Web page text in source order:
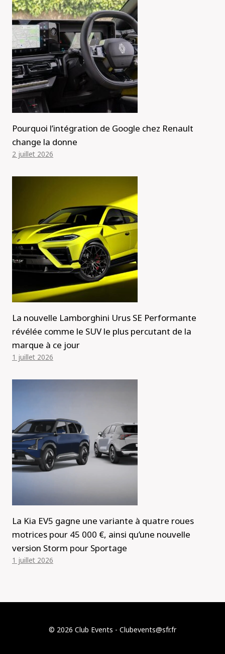
Pourquoi l’intégration de Google chez Renault
change la donne
2 juillet 2026
La nouvelle Lamborghini Urus SE Performante
révélée comme le SUV le plus percutant de la
marque à ce jour
1 juillet 2026
La Kia EV5 gagne une variante à quatre roues
motrices pour 45 000 €, ainsi qu’une nouvelle
version Storm pour Sportage
1 juillet 2026
© 2026 Club Events - Clubevents@sfr.fr